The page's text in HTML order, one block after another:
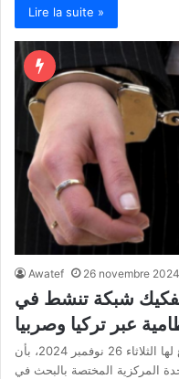
Lire la suite »
Awatef 26 novembre 2024
تفكيك شبكة تنشط في
عبر تركيا وصربيا
أفادت الإدارة العامة للحرس الوطني في بلاغ لها الثلاثاء 26 نوفمبر 2024، بأن